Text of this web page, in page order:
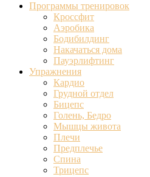
Программы тренировок
Кроссфит
Аэробика
Бодибилдинг
Накачаться дома
Пауэрлифтинг
Упражнения
Кардио
Грудной отдел
Бицепс
Голень, Бедро
Мышцы живота
Плечи
Предплечье
Спина
Трицепс